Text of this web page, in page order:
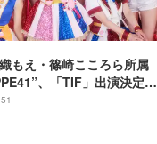
もえ・篠崎こころら所属
、「TIF」出演決定
フール企画から世界最大
ェスへ